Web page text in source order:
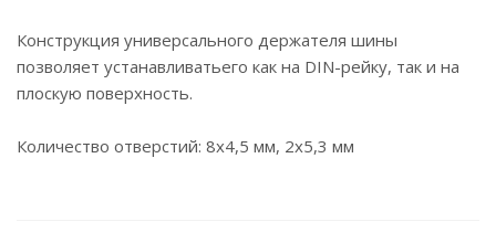
Конструкция универсального держателя шины
позволяет устанавливатьего как на DIN-рейку, так и на
плоскую поверхность.
Количество отверстий: 8х4,5 мм, 2х5,3 мм